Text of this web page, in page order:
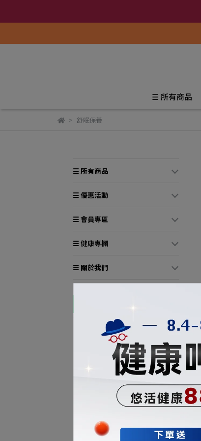
☰ 所有商品
舒眠保養
☰ 所有商品
☰ 優惠活動
☰ 會員專區
☰ 健康專欄
☰ 關於我們